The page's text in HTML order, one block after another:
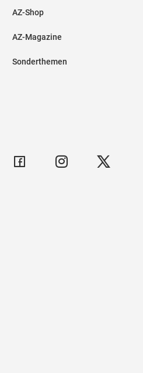
AZ-Shop
AZ-Magazine
Sonderthemen